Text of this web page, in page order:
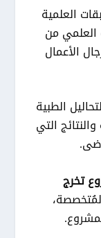
العلمية
العلمي من
الأعمال
الطبية
التي
تخرج